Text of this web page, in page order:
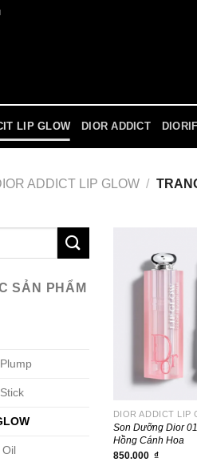
LIP GLOW DIOR ADDICT
ADDICT LIP GLOW /
SẢN PHẨM
Oil
DIOR ADDICT LIP
Son Dưỡng Dior
Hồng Cánh Hoa
850.000 ₫